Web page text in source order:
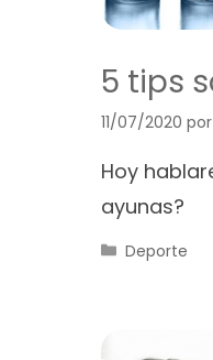
5 tips
11/07/2020 por
Hoy
ayunas?
Categorías
Deporte